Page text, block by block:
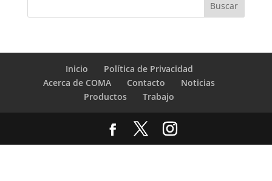
Inicio
Política de Privacidad
Acerca de COMA
Contacto
Noticias
Productos
Trabajo